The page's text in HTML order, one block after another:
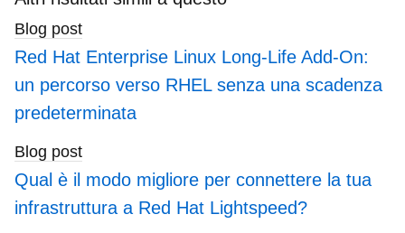
blogs
Blog post
Red Hat Enterprise Linux Long-Life Add-On:
un percorso verso RHEL senza una scadenza
predeterminata
Blog post
Qual è il modo migliore per connettere la tua
infrastruttura a Red Hat Lightspeed?